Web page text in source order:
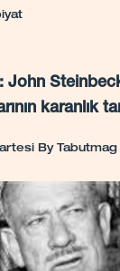
John
karanlık
By Tabutmag